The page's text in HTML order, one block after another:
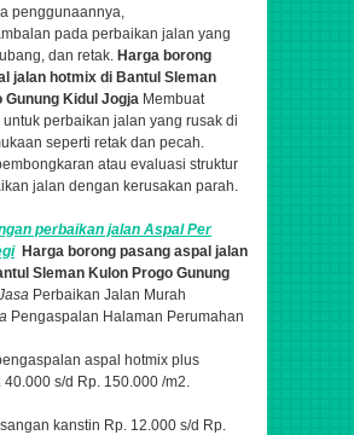
penggunaannya,
pada perbaikan jalan yang
dan retak. Harga borong
jalan hotmix di Bantul Sleman
Gunung Kidul Jogja Membuat
perbaikan jalan yang rusak di
seperti retak dan pecah.
atau evaluasi struktur
jalan dengan kerusakan parah.
perbaikan jalan AspalPer
Harga borong pasang aspal jalan
Sleman Kulon Progo Gunung
Perbaikan Jalan Murah
Pengaspalan Halaman Perumahan
aspal hotmix plus
s/d Rp. 150.000 /m2.
kanstin Rp. 12.000 s/d Rp.